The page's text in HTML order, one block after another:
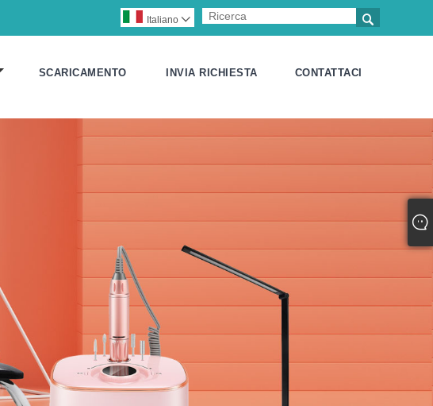

Italiano 
SCARICAMENTO INVIA RICHIESTA CONTATTACI